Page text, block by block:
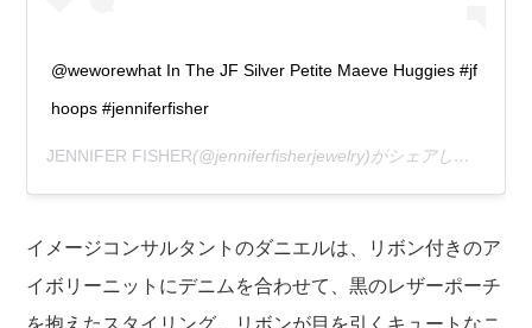
@weworewhat In The JF Silver Petite Maeve Huggies #jf
hoops #jenniferfisher
JENNIFER FISHER(@jenniferfisherjewelry)がシェアした投稿 –
イメージコンサルタントのダニエルは、リボン付きのア
イボリーニットにデニムを合わせて、黒のレザーポーチ